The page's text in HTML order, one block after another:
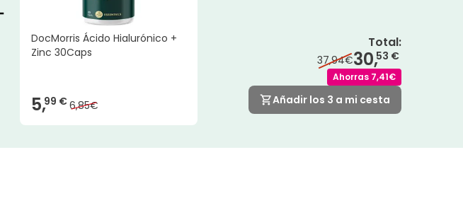
DocMorris Ácido Hialurónico +
Zinc 30Caps
5,99 €6,85€
Total:
37,94€30,53 €
Ahorras 7,41€
Añadir los 3 a mi cesta